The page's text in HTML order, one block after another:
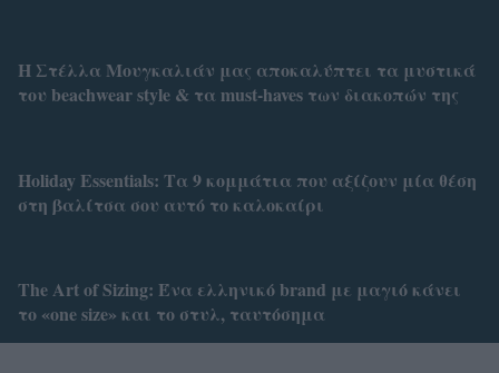
Η Στέλλα Μουγκαλιάν μας αποκαλύπτει τα μυστικά
του beachwear style & τα must-haves των διακοπών της
Holiday Essentials: Τα 9 κομμάτια που αξίζουν μία θέση
στη βαλίτσα σου αυτό το καλοκαίρι
Τhe Art of Sizing: Ένα ελληνικό brand με μαγιό κάνει
το «one size» και το στυλ, ταυτόσημα